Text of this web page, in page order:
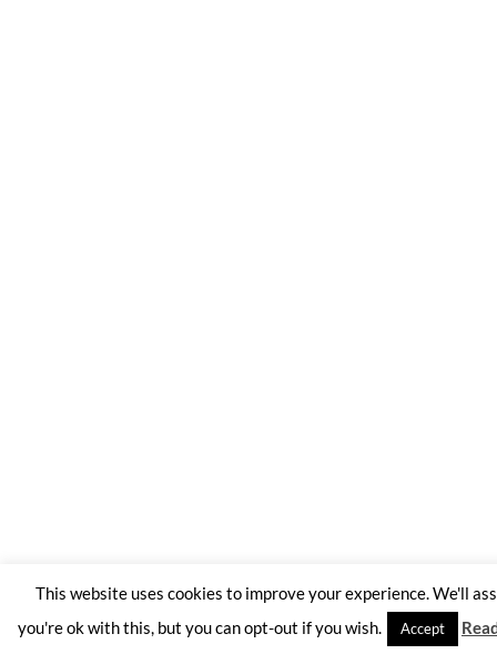
This website uses cookies to improve your experience. We'll
you're ok with this, but you can opt-out if you wish.
Accept